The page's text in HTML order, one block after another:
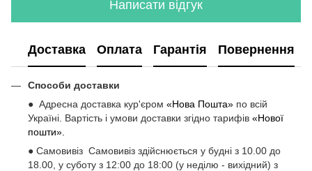
Написати відгук
Доставка Оплата Гарантія Повернення
Способи доставки
● Адресна доставка кур'єром «Нова Пошта» по всій
Україні. Вартість і умови доставки згідно тарифів «Нової
пошти».
● Самовивіз Самовивіз здійснюється у будні з 10.00 до
18.00, у суботу з 12:00 до 18:00 (у неділю - вихідний) з